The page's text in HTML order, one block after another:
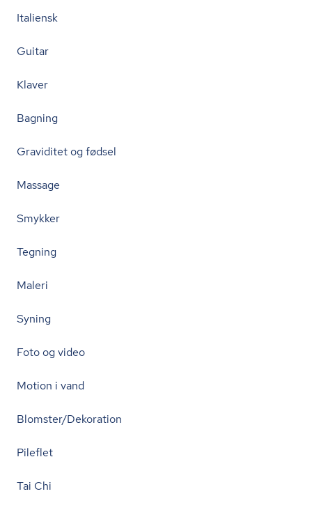
Italiensk
Guitar
Klaver
Bagning
Graviditet og fødsel
Massage
Smykker
Tegning
Maleri
Syning
Foto og video
Motion i vand
Blomster/Dekoration
Pileflet
Tai Chi